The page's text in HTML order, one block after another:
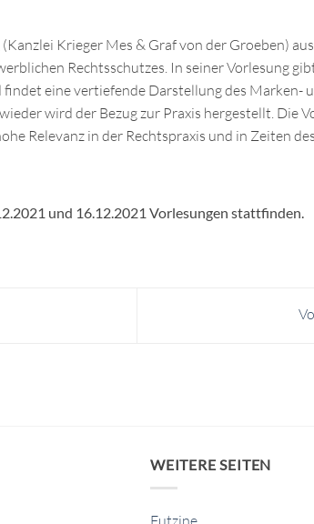
Krieger Mes & Graf von der Groeben)
Rechtsschutzes. In seiner Vorlesung
eine vertiefende Darstellung des
wird der Bezug zur Praxis hergestellt. Die
Relevanz in der Rechtspraxis und in Zeiten
und 16.12.2021 Vorlesungen stattfinden.
WEITERE SEITEN
Futzine